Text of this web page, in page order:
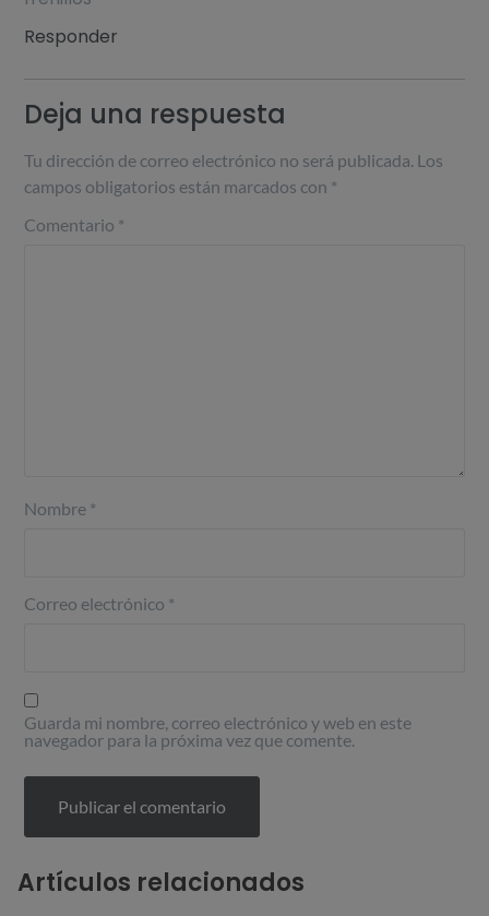
Responder
Deja una respuesta
Tu dirección de correo electrónico no será publicada. Los
campos obligatorios están marcados con *
Comentario *
Nombre *
Correo electrónico *
Guarda mi nombre, correo electrónico y web en este
navegador para la próxima vez que comente.
Artículos relacionados